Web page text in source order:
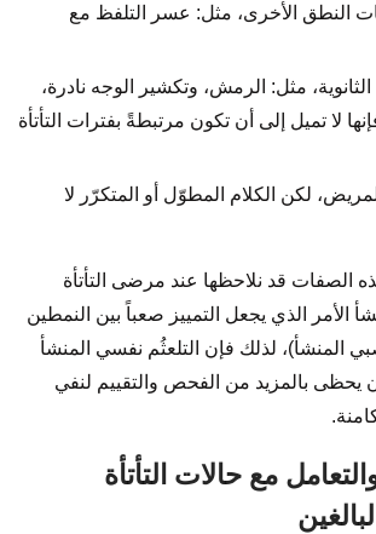
النطق الأخرى، مثل: عسر التلفظ مع
الثانوية، مثل: الرمش، وتكشير الوجه نادرة،
لا تميل إلى أن تكون مرتبطةً بفترات التأتأة
لكن الكلام المطوّل أو المتكرّر لا
الصفات قد نلاحظها عند مرضى التأتأة
الأمر الذي يجعل التمييز صعباً بين النمطين
المنشأ)، لذلك فإن التلعثُم نفسي المنشأ
يحظى بالمزيد من الفحص والتقييم لنفي
مع حالات التأتأة